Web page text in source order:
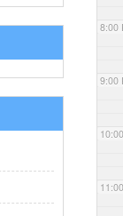
8:00
9:00